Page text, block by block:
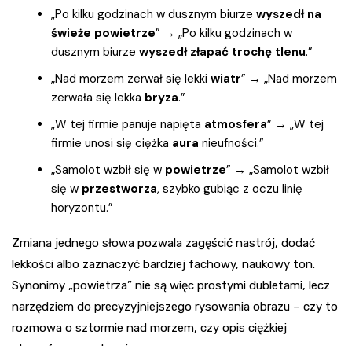
„Po kilku godzinach w dusznym biurze wyszedł na
świeże powietrze” → „Po kilku godzinach w
dusznym biurze wyszedł złapać trochę tlenu.”
„Nad morzem zerwał się lekki wiatr” → „Nad morzem
zerwała się lekka bryza.”
„W tej firmie panuje napięta atmosfera” → „W tej
firmie unosi się ciężka aura nieufności.”
„Samolot wzbił się w powietrze” → „Samolot wzbił
się w przestworza, szybko gubiąc z oczu linię
horyzontu.”
Zmiana jednego słowa pozwala zagęścić nastrój, dodać
lekkości albo zaznaczyć bardziej fachowy, naukowy ton.
Synonimy „powietrza” nie są więc prostymi dubletami, lecz
narzędziem do precyzyjniejszego rysowania obrazu – czy to
rozmowa o sztormie nad morzem, czy opis ciężkiej